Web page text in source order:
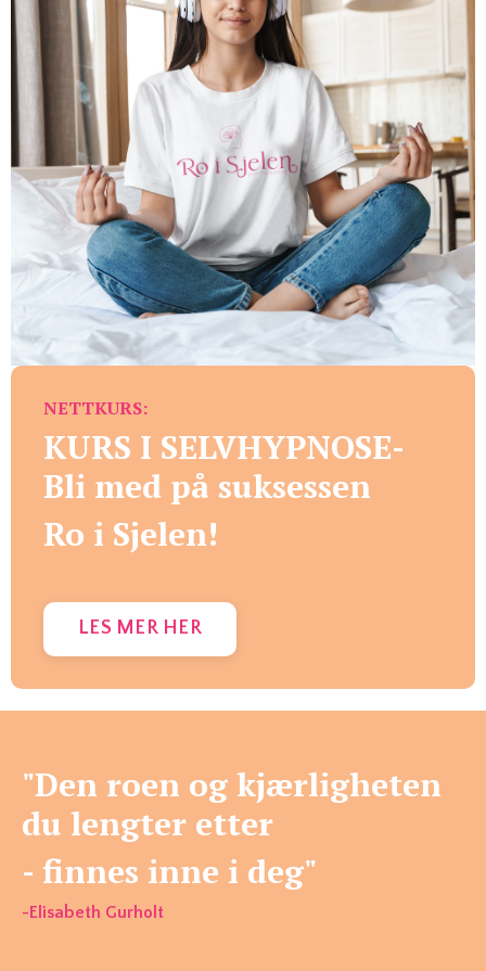
NETTKURS:
KURS I SELVHYPNOSE-
Bli med på suksessen
Ro i Sjelen!
LES MER HER
"Den roen og kjærligheten
du lengter etter
- finnes inne i deg"
-Elisabeth Gurholt